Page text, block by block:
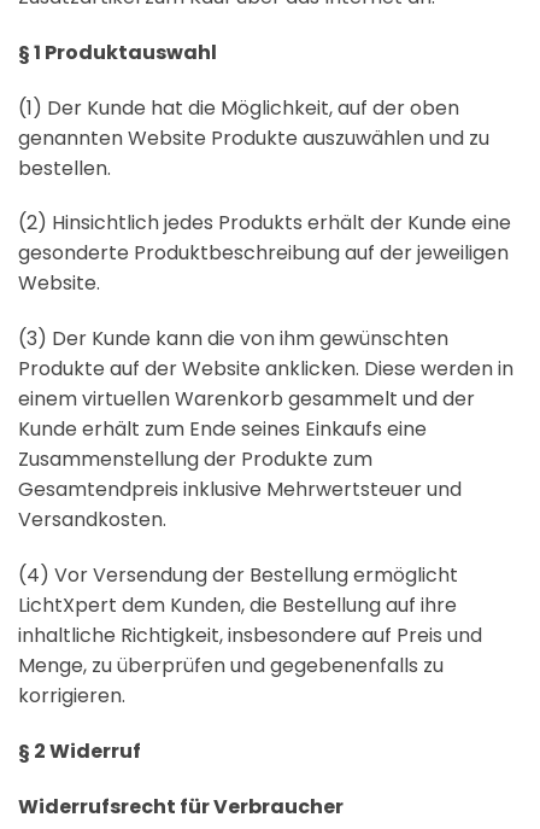
§ 1 Produktauswahl
(1) Der Kunde hat die Möglichkeit, auf der oben
genannten Website Produkte auszuwählen und zu
bestellen.
(2) Hinsichtlich jedes Produkts erhält der Kunde eine
gesonderte Produktbeschreibung auf der jeweiligen
Website.
(3) Der Kunde kann die von ihm gewünschten
Produkte auf der Website anklicken. Diese werden in
einem virtuellen Warenkorb gesammelt und der
Kunde erhält zum Ende seines Einkaufs eine
Zusammenstellung der Produkte zum
Gesamtendpreis inklusive Mehrwertsteuer und
Versandkosten.
(4) Vor Versendung der Bestellung ermöglicht
LichtXpert dem Kunden, die Bestellung auf ihre
inhaltliche Richtigkeit, insbesondere auf Preis und
Menge, zu überprüfen und gegebenenfalls zu
korrigieren.
§ 2 Widerruf
Widerrufsrecht für Verbraucher